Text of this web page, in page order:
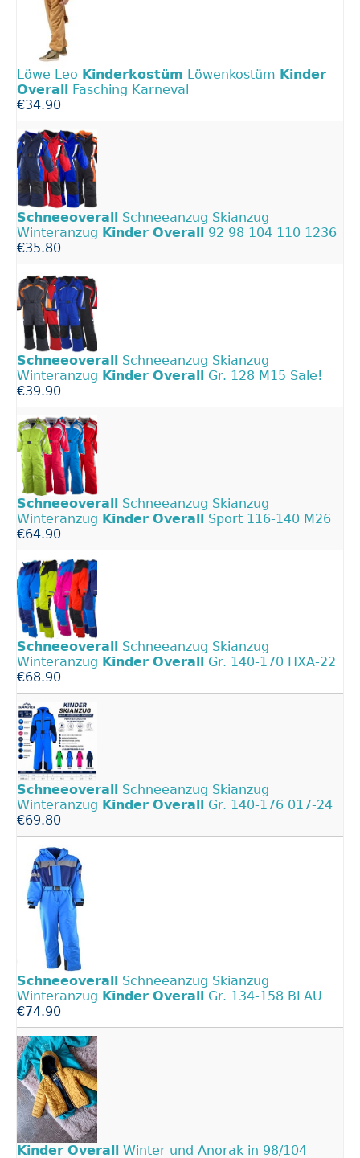
Löwe Leo Kinderkostüm Löwenkostüm Kinder
Overall
Fasching Karneval
€34.90
Schneeoverall
Schneeanzug Skianzug
Winteranzug Kinder Overall
92 98 104 110 1236
€35.80
Schneeoverall
Schneeanzug Skianzug
Winteranzug Kinder Overall
Gr. 128 M15 Sale!
€39.90
Schneeoverall
Schneeanzug Skianzug
Winteranzug Kinder Overall
Sport 116-140 M26
€64.90
Schneeoverall
Schneeanzug Skianzug
Winteranzug Kinder Overall
Gr. 140-170 HXA-22
€68.90
Schneeoverall
Schneeanzug Skianzug
Winteranzug Kinder Overall
Gr. 140-176 017-24
€69.80
Schneeoverall Schneeanzug Skianzug
Winteranzug Kinder Overall Gr. 134-158 BLAU
€74.90
Kinder Overall Winter und Anorak in 98/104